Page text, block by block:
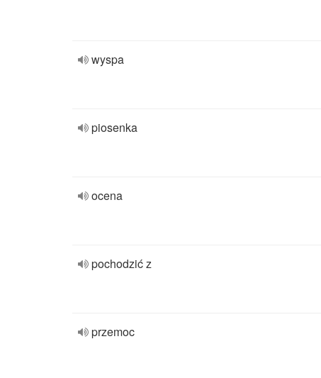
wyspa
piosenka
ocena
pochodzić z
przemoc